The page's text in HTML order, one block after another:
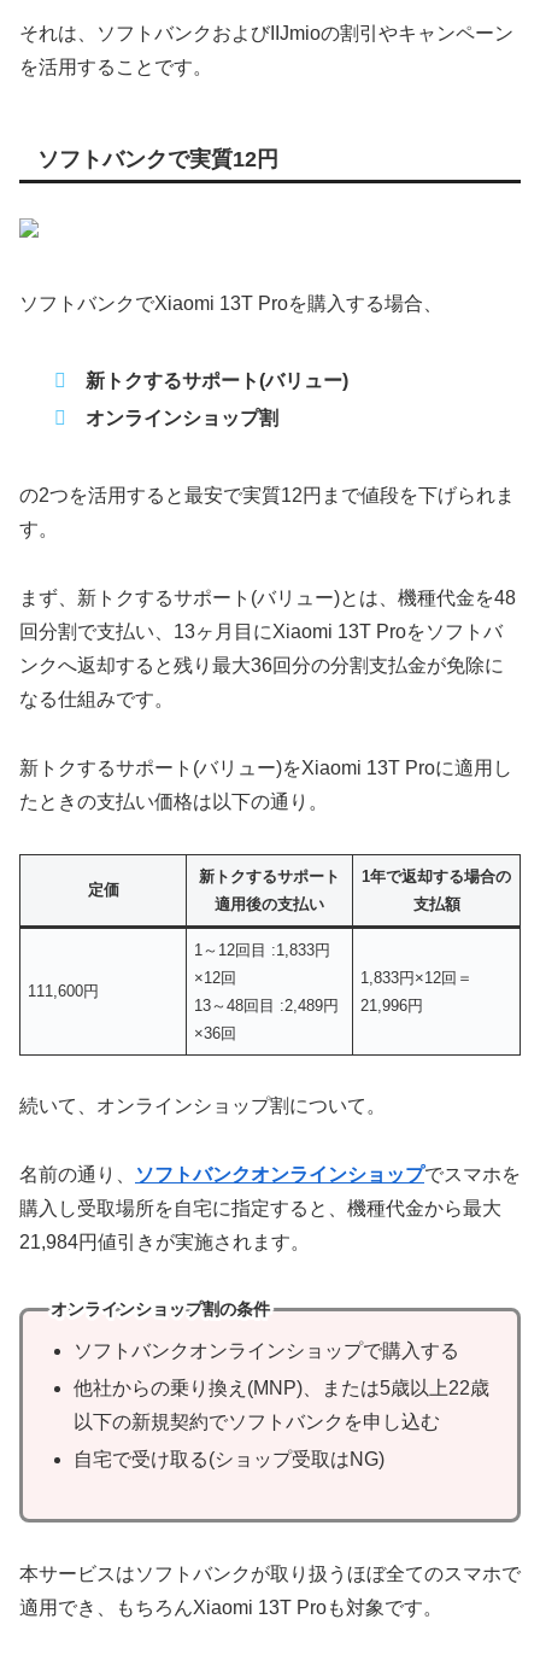
それは、ソフトバンクおよびIIJmioの割引やキャンペーン
を活用することです。
ソフトバンクで実質12円
ソフトバンクでXiaomi 13T Proを購入する場合、
新トクするサポート(バリュー)
オンラインショップ割
の2つを活用すると最安で実質12円まで値段を下げられま
す。
まず、新トクするサポート(バリュー)とは、機種代金を48
回分割で支払い、13ヶ月目にXiaomi 13T Proをソフトバ
ンクへ返却すると残り最大36回分の分割支払金が免除に
なる仕組みです。
新トクするサポート(バリュー)をXiaomi 13T Proに適用し
たときの支払い価格は以下の通り。
定価
新トクするサポート
適用後の支払い
1年で返却する場合の
支払額
111,600円
1～12回目 :1,833円
×12回
13～48回目 :2,489円
×36回
1,833円×12回＝
21,996円
続いて、オンラインショップ割について。
名前の通り、 ソフトバンクオンラインショップでスマホを
購入し受取場所を自宅に指定すると、機種代金から最大
21,984円値引きが実施されます。
オンラインショップ割の条件
ソフトバンクオンラインショップで購入する
他社からの乗り換え(MNP)、または5歳以上22歳
以下の新規契約でソフトバンクを申し込む
自宅で受け取る(ショップ受取はNG)
本サービスはソフトバンクが取り扱うほぼ全てのスマホで
適用でき、もちろんXiaomi 13T Proも対象です。